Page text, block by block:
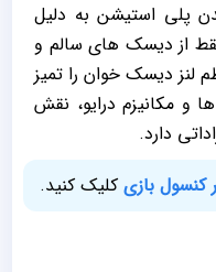
پلی استیشن به دلیل
از دیسک‌ های سالم و
لنز دیسک‌ خوان را تمیز
و مکانیزم درایو، نقش
دارد.
بازی کلیک کنید.